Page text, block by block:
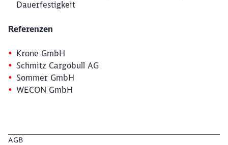
Dauerfestigkeit
Referenzen
Krone GmbH
Schmitz Cargobull AG
Sommer GmbH
WECON GmbH
AGB